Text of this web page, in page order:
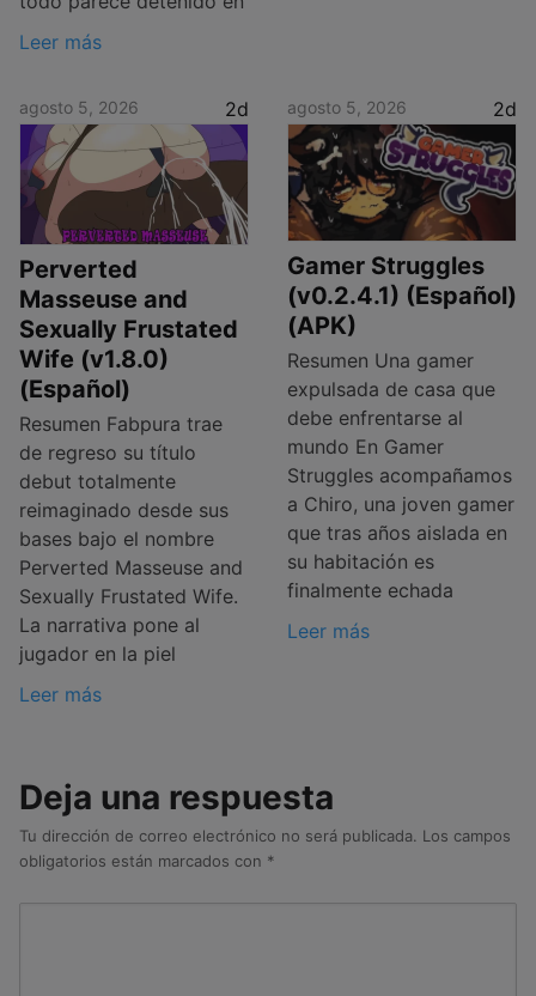
Leer más
agosto 5, 2026 2d
Perverted
Masseuse and
Sexually Frustated
Wife (v1.8.0)
(Español)
Resumen Fabpura trae
de regreso su título
debut totalmente
reimaginado desde sus
bases bajo el nombre
Perverted Masseuse and
Sexually Frustated Wife.
La narrativa pone al
jugador en la piel
Leer más
agosto 5, 2026 2d
Gamer Struggles
(v0.2.4.1) (Español)
(APK)
Resumen Una gamer
expulsada de casa que
debe enfrentarse al
mundo En Gamer
Struggles acompañamos
a Chiro, una joven gamer
que tras años aislada en
su habitación es
finalmente echada
Leer más
Deja una respuesta
Tu dirección de correo electrónico no será publicada. Los campos
obligatorios están marcados con *